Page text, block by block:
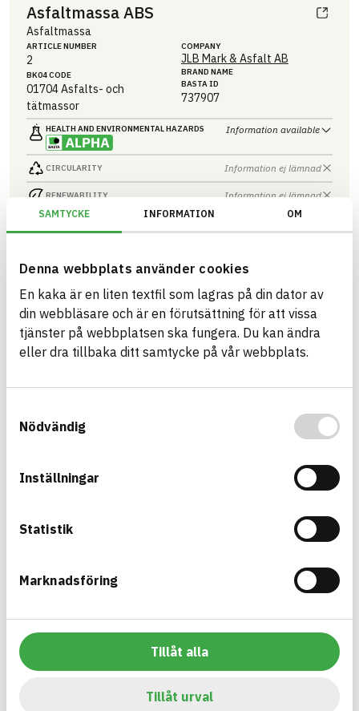
SAMTYCKE INFORMATION OM
Denna webbplats använder cookies
En kaka är en liten textfil som lagras på din dator av
din webbläsare och är en förutsättning för att vissa
tjänster på webbplatsen ska fungera. Du kan ändra
eller dra tillbaka ditt samtycke på vår webbplats.
Nödvändig
Inställningar
Statistik
Marknadsföring
Tillåt alla
Tillåt urval
Asfaltmassa ABS
Asfaltmassa
ARTICLE NUMBER
2
BK04 CODE
01704Asfalts- och
tätmassor
COMPANY
JLB Mark & Asfalt AB
BRAND NAME
BASTA ID
737907
HEALTH AND ENVIRONMENTAL HAZARDS Information available
CIRCULARITY Information ej lämnad
RENEWABILITY Information ej lämnad
Asfaltmassa AG
Asfaltmassa
ARTICLE NUMBER
BK04 CODE
COMPANY
Information available
CIRCULARITY Information ej lämnad
ENVIRONMENTAL EFFECTS – EPD Information ej lämnad
Asfaltmassa ABb
ARTICLE NUMBER
BRAND NAME
BASTA ID